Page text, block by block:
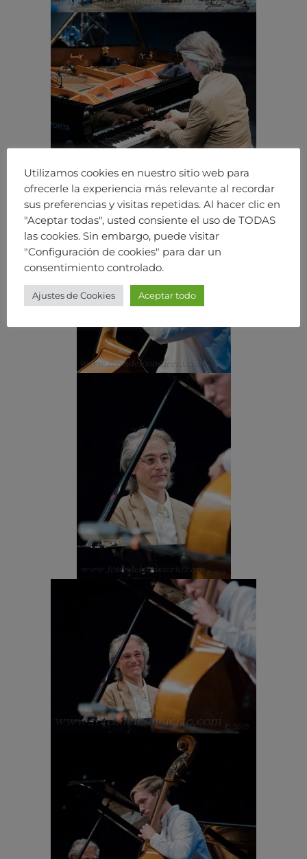
Utilizamos cookies en nuestro sitio web para
ofrecerle la experiencia más relevante al recordar
sus preferencias y visitas repetidas. Al hacer clic en
"Aceptar todas", usted consiente el uso de TODAS
las cookies. Sin embargo, puede visitar
"Configuración de cookies" para dar un
consentimiento controlado.
Ajustes de Cookies Aceptar todo